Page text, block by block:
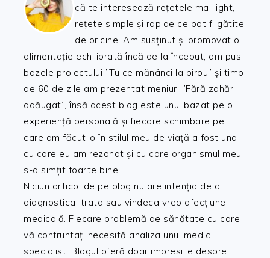
că te interesează rețetele mai light,
rețete simple și rapide ce pot fi gătite
de oricine. Am susținut și promovat o
alimentație echilibrată încă de la început, am pus
bazele proiectului ”Tu ce mănânci la birou” și timp
de 60 de zile am prezentat meniuri ”Fără zahăr
adăugat”, însă acest blog este unul bazat pe o
experiență personală și fiecare schimbare pe
care am făcut-o în stilul meu de viață a fost una
cu care eu am rezonat și cu care organismul meu
s-a simțit foarte bine.
Niciun articol de pe blog nu are intenția de a
diagnostica, trata sau vindeca vreo afecțiune
medicală. Fiecare problemă de sănătate cu care
vă confruntați necesită analiza unui medic
specialist. Blogul oferă doar impresiile despre